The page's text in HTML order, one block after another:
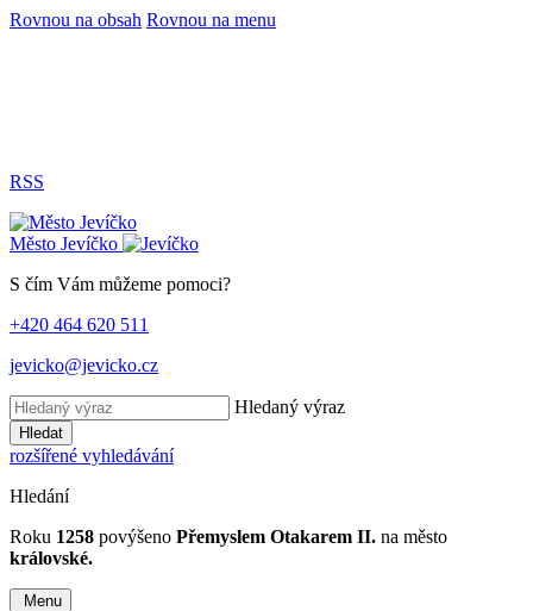
Rovnou na obsah Rovnou na menu
RSS
Město Jevíčko
S čím Vám můžeme pomoci?
+420 464 620 511
jevicko@jevicko.cz
Hledaný výraz
Hledat
rozšířené vyhledávání
Hledání
Roku 1258 povýšeno Přemyslem Otakarem II. na město
královské.
Menu